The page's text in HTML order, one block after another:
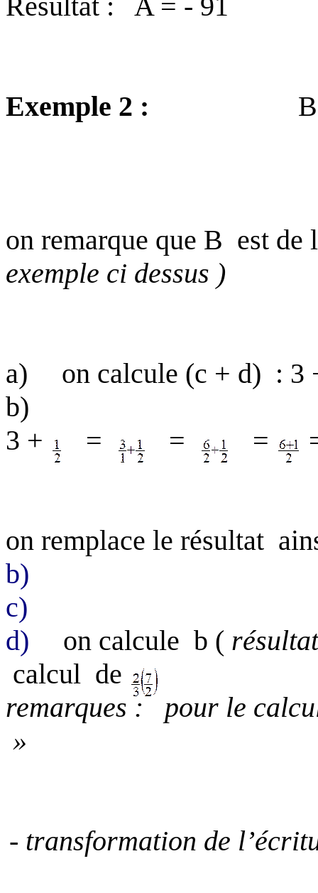
Exemple 2 :
on remarque que B est de
exemple ci dessus )
a) on calcule (c + d) : 3
b)
3 +
= = =
on remplace le résultat
b)
c)
d)
on calcule b ( résultat
calcul de
remarques :
pour le
»
- transformation de